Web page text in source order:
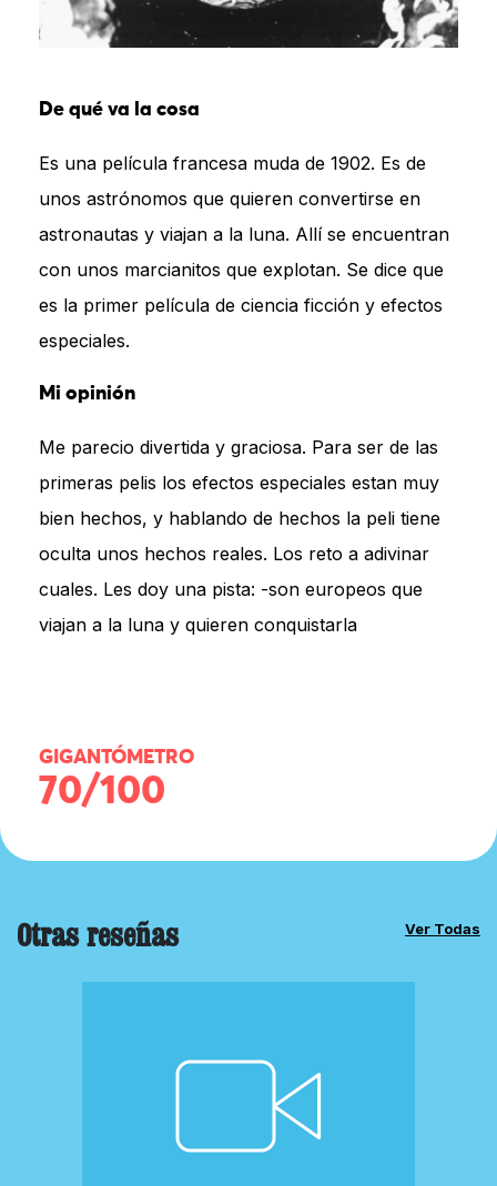
De qué va la cosa
Es una película francesa muda de 1902. Es de
unos astrónomos que quieren convertirse en
astronautas y viajan a la luna. Allí se encuentran
con unos marcianitos que explotan. Se dice que
es la primer película de ciencia ficción y efectos
especiales.
Mi opinión
Me parecio divertida y graciosa. Para ser de las
primeras pelis los efectos especiales estan muy
bien hechos, y hablando de hechos la peli tiene
oculta unos hechos reales. Los reto a adivinar
cuales. Les doy una pista: -son europeos que
viajan a la luna y quieren conquistarla
GIGANTÓMETRO
70/100
Otras reseñas Ver Todas